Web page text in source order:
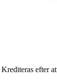
Krediteras efter